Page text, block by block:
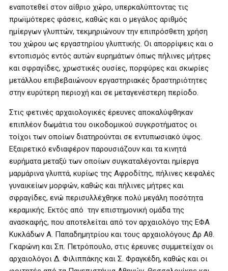
εναποτεθεί στον αίθριο χώρο, υπερκαλύπτοντας τις
πρωϊμότερες φάσεις, καθώς και ο μεγάλος αριθμός
ημίεργων γλυπτών, τεκμηριώνουν την επιπρόσθετη χρήση
του χώρου ως εργαστηρίου γλυπτικής. Οι απορρίψεις και ο
εντοπισμός εντός αυτών ευρημάτων όπως πήλινες μήτρες
και σφραγίδες, χρωστικές ουσίες, πορφύρες και σκωρίες
μετάλλου επιβεβαιώνουν εργαστηριακές δραστηριότητες
στην ευρύτερη περιοχή και σε μεταγενέστερη περίοδο.
Στις φετινές αρχαιολογικές έρευνες αποκαλύφθηκαν
επιπλέον δωμάτια του οικοδομικού συγκροτήματος οι
τοίχοι των οποίων διατηρούνται σε εντυπωσιακό ύψος.
Εξαιρετικό ενδιαφέρον παρουσιάζουν και τα κινητά
ευρήματα μεταξύ των οποίων συγκαταλέγονται ημίεργα
μαρμάρινα γλυπτά, κυρίως της Αφροδίτης, πήλινες κεφαλές
γυναικείων μορφών, καθώς και πήλινες μήτρες και
σφραγίδες, ενώ περισυλλέχθηκε πολύ μεγάλη ποσότητα
κεραμικής. Εκτός από την επιστημονική ομάδα της
ανασκαφής, που αποτελείται από τον αρχαιολόγο της ΕΦΑ
Κυκλάδων Α. Παπαδημητρίου και τους αρχαιολόγους Δρ Αθ.
Γκαρώνη και Σπ. Πετρόπουλο, στις έρευνες συμμετείχαν οι
αρχαιολόγοι Δ. Φιλιππάκης και Σ. Φραγκέδη, καθώς και οι